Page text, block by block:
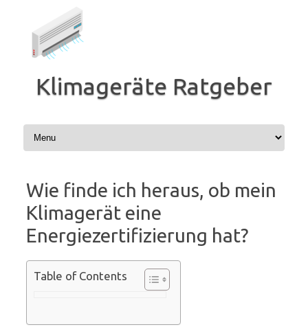
Klimageräte Ratgeber
Wie finde ich heraus, ob mein
Klimagerät eine
Energiezertifizierung hat?
Table of Contents